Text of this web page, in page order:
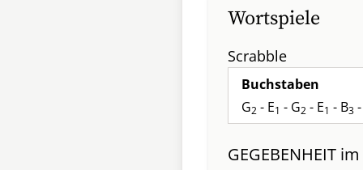
Wortspiele
Scrabble
Buchstaben
G2 - E1 - G2 - E1 - B3
GEGEBENHEIT